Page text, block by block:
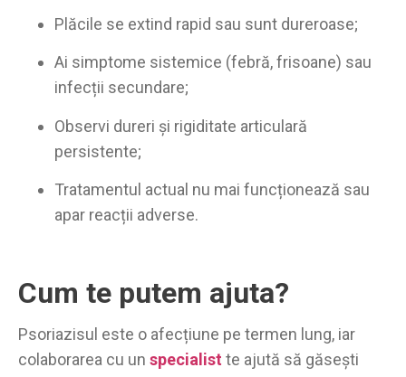
Plăcile se extind rapid sau sunt dureroase;
Ai simptome sistemice (febră, frisoane) sau
infecții secundare;
Observi dureri și rigiditate articulară
persistente;
Tratamentul actual nu mai funcționează sau
apar reacții adverse.
Cum te putem ajuta?
Psoriazisul este o afecțiune pe termen lung, iar
colaborarea cu un specialist te ajută să găsești